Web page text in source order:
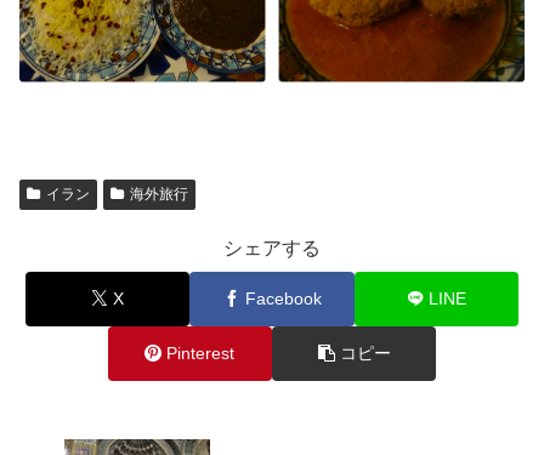
イラン 海外旅行
シェアする
X Facebook LINE
Pinterest コピー